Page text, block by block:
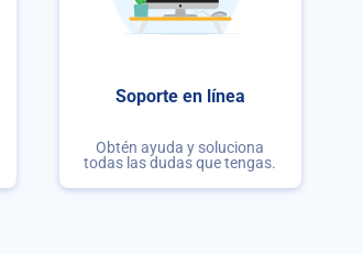
Soporte en línea
Obtén ayuda y soluciona
todas las dudas que tengas.